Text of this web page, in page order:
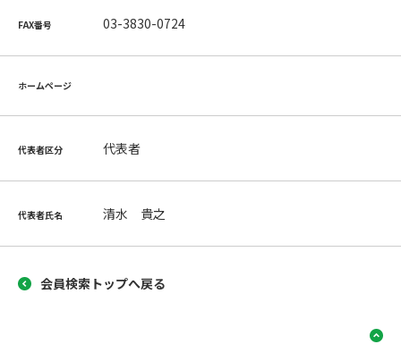
FAX番号 03-3830-0724
ホームページ
代表者区分 代表者
代表者氏名 清水 貴之
会員検索トップへ戻る